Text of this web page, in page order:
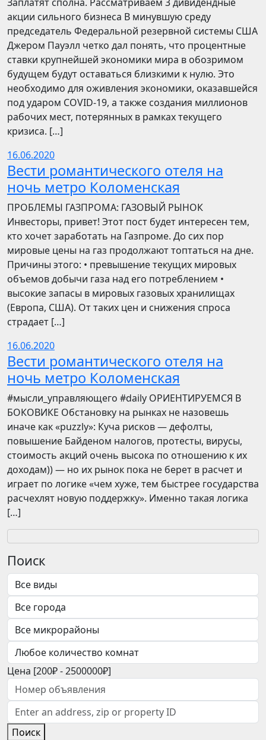
акции сильного бизнеса В минувшую среду
председатель Федеральной резервной системы США
Джером Пауэлл четко дал понять, что процентные
ставки крупнейшей экономики мира в обозримом
будущем будут оставаться близкими к нулю. Это
необходимо для оживления экономики, оказавшейся
под ударом COVID-19, а также создания миллионов
рабочих мест, потерянных в рамках текущего
кризиса. […]
16.06.2020
Вести романтического отеля на
ночь метро Коломенская
ПРОБЛЕМЫ ГАЗПРОМА: ГАЗОВЫЙ РЫНОК
Инвесторы, привет! Этот пост будет интересен тем,
кто хочет заработать на Газпроме. До сих пор
мировые цены на газ продолжают топтаться на дне.
Причины этого: • превышение текущих мировых
объемов добычи газа над его потреблением •
высокие запасы в мировых газовых хранилищах
(Европа, США). От таких цен и снижения спроса
страдает […]
16.06.2020
Вести романтического отеля на
ночь метро Коломенская
​​#мысли_управляющего #daily ОРИЕНТИРУЕМСЯ В
БОКОВИКЕ Обстановку на рынках не назовешь
иначе как «puzzly»: Куча рисков — дефолты,
повышение Байденом налогов, протесты, вирусы,
стоимость акций очень высока по отношению к их
доходам)) — но их рынок пока не берет в расчет и
играет по логике «чем хуже, тем быстрее государства
расчехлят новую поддержку». Именно такая логика
[…]
Поиск
Цена [200₽-2500000₽]
Поиск